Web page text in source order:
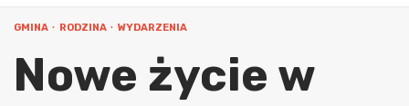
GMINA RODZINA WYDARZENIA
Nowe życie w